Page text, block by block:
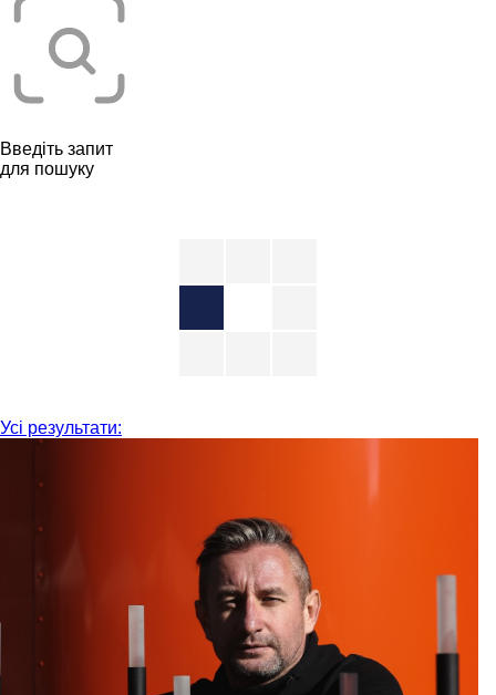
Введіть запит
для пошуку
Усі результати: